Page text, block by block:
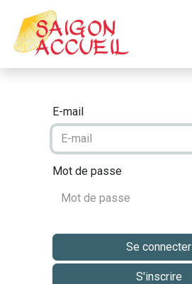
E-mail
Mot de passe
Se connecter
S'inscrire